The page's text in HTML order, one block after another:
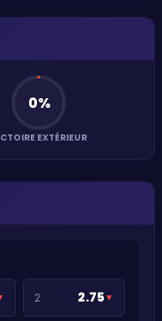
0%
EXTÉRIEUR
2 2.75 ▼